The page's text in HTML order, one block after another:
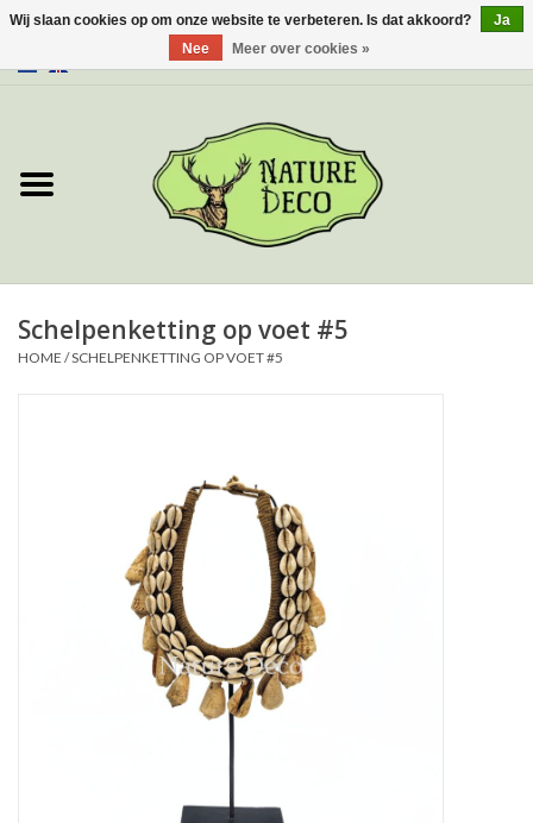
Over ons
Nieuw
Prepareerbenodigdheden
Lijsten & Stolpen
Schelpenketting op voet #5
HOME /SCHELPENKETTING OP VOET #5
Wij slaan cookies op om onze website te verbeteren. Is dat akkoord?
Ja
Nee
Meer over cookies »